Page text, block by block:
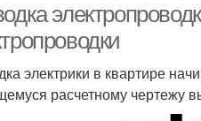
электрики в квартире
расчетному чертежу